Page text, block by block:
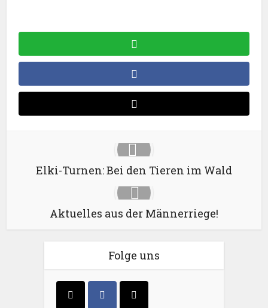
Elki-Turnen: Bei den Tieren im Wald
Aktuelles aus der Männerriege!
Folge uns